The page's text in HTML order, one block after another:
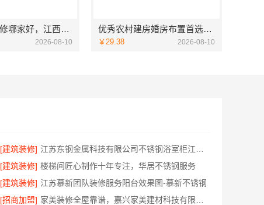
江西高端装修哪家好，江西圣匠新型环保材料有限公司
2026-08-10
优秀农村建房婚房布置首选中蓝建投北京建设有限公司四川
￥29.38 2026-08-10
[建筑装修]
[建筑装修] 楼梯间匠心制作十年专注，华居不锈钢服务
[建筑装修] 江苏慕新团队装修服务阳台效果图-慕新不锈钢
[招商加盟]